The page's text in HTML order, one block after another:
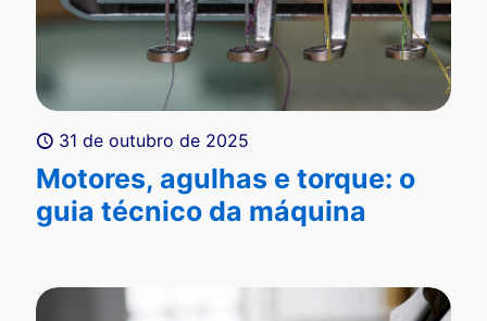
31 de outubro de 2025
Motores, agulhas e torque: o
guia técnico da máquina